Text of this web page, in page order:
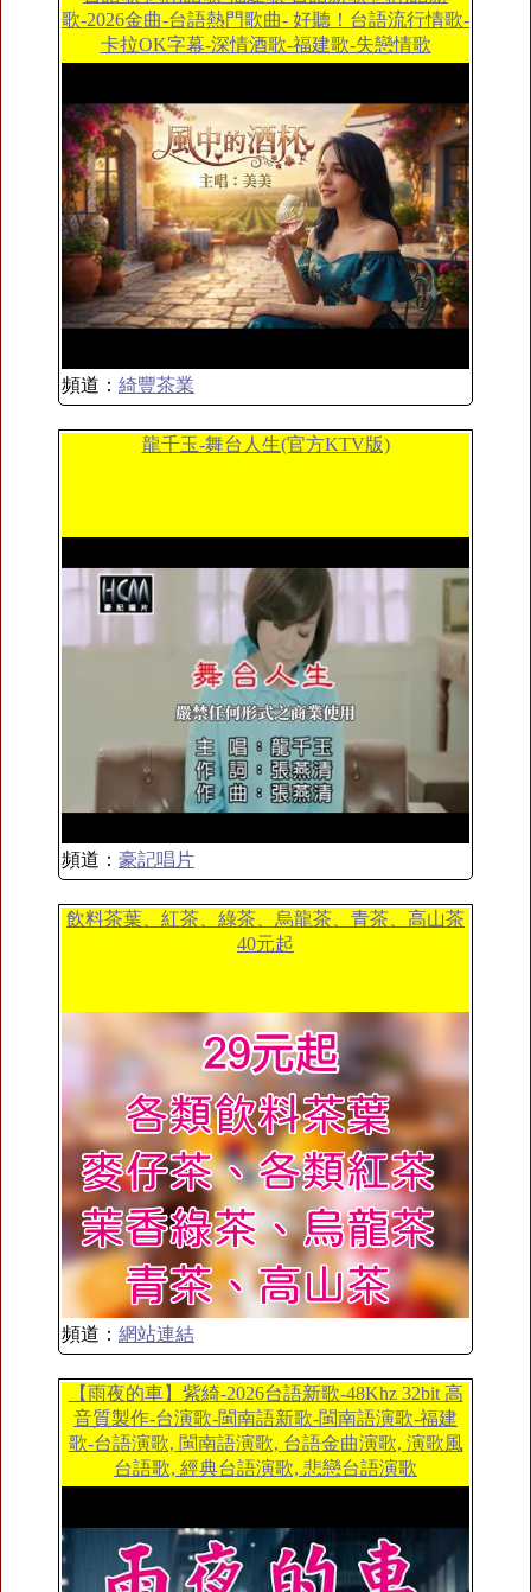
歌-2026金曲-台語熱門歌曲- 好聽！台語流行情歌-
卡拉OK字幕-深情酒歌-福建歌-失戀情歌
頻道： 綺豐茶業
龍千玉-舞台人生(官方KTV版)
頻道： 豪記唱片
飲料茶葉、紅茶、綠茶、烏龍茶、青茶、高山茶
40元起
頻道： 網站連結
【雨夜的車】紫綺-2026台語新歌-48Khz 32bit 高
音質製作-台演歌-閩南語新歌-閩南語演歌-福建
歌-台語演歌, 閩南語演歌, 台語金曲演歌, 演歌風
台語歌, 經典台語演歌, 悲戀台語演歌